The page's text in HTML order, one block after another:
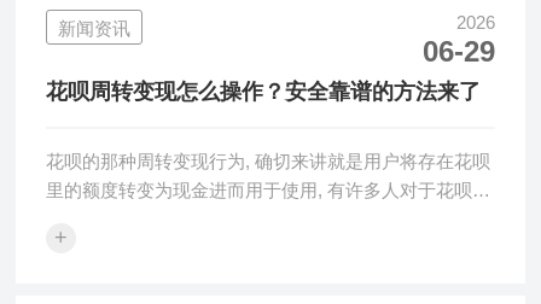
新闻资讯 2026
06-29
花呗周转变现怎么操作？安全靠谱的方法来了
花呗的那种周转变现行为, 确切来讲就是用户将存在花呗
里的额度转变为现金进而用于使用, 有许多人对于花呗的
+